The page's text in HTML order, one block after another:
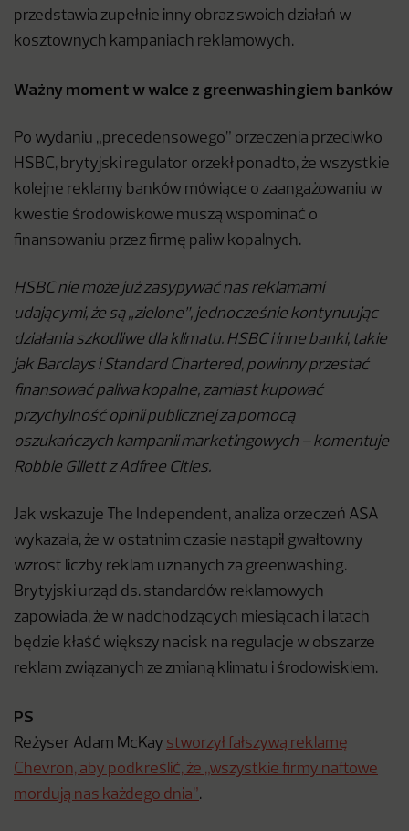
przedstawia zupełnie inny obraz swoich działań w
kosztownych kampaniach reklamowych.
Ważny moment w walce z greenwashingiem banków
Po wydaniu „precedensowego” orzeczenia przeciwko
HSBC, brytyjski regulator orzekł ponadto, że wszystkie
kolejne reklamy banków mówiące o zaangażowaniu w
kwestie środowiskowe muszą wspominać o
finansowaniu przez firmę paliw kopalnych.
HSBC nie może już zasypywać nas reklamami
udającymi, że są „zielone”, jednocześnie kontynuując
działania szkodliwe dla klimatu. HSBC i inne banki, takie
jak Barclays i Standard Chartered, powinny przestać
finansować paliwa kopalne, zamiast kupować
przychylność opinii publicznej za pomocą
oszukańczych kampanii marketingowych – komentuje
Robbie Gillett z Adfree Cities.
Jak wskazuje The Independent, analiza orzeczeń ASA
wykazała, że w ostatnim czasie nastąpił gwałtowny
wzrost liczby reklam uznanych za greenwashing.
Brytyjski urząd ds. standardów reklamowych
zapowiada, że w nadchodzących miesiącach i latach
będzie kłaść większy nacisk na regulacje w obszarze
reklam związanych ze zmianą klimatu i środowiskiem.
PS
Reżyser Adam McKay stworzył fałszywą reklamę
Chevron, aby podkreślić, że „wszystkie firmy naftowe
mordują nas każdego dnia”.